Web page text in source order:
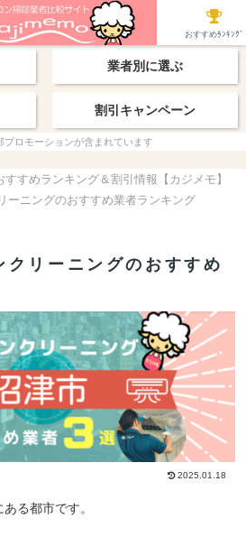
エリアから探す
業者別に選ぶ
割引キャンペーン
プロモーションが含まれています
すめランキング＆割引情報【カジメモ】
ーニングのおすすめ業者ランキング
クリーニングのおすすめ
2025.01.18
る都市です。
おすすめﾗﾝｷﾝｸﾞ